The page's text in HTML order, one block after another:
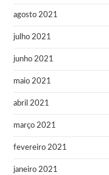
agosto 2021
julho 2021
junho 2021
maio 2021
abril 2021
março 2021
fevereiro 2021
janeiro 2021